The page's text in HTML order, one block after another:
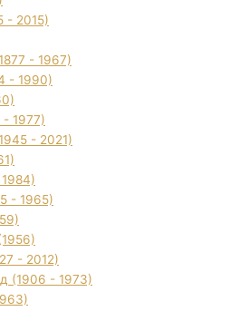
- 2015)
- 1967)
- 1990)
- 1977)
- 2021)
1984)
- 1965)
- 2012)
(1906 - 1973)